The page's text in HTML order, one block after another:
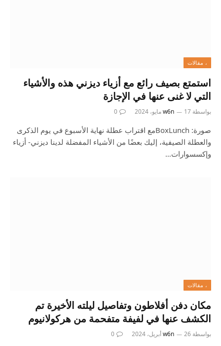
، مقالات
استمتع بصيف رائع مع أزياء ديزني هذه والأشياء
التي لا غنى عنها في الإجازة
بواسطة w6n 17 مايو، 2024 0
صورة: BoxLunchمع اقتراب عطلة نهاية الأسبوع في يوم الذكرى
والعطلة الصيفية، إليك بعضًا من الأشياء المفضلة لدينا ديزني- أزياء
وإكسسوارات…
، مقالات
مكان دفن أفلاطون وتفاصيل ليلته الأخيرة تم
الكشف عنها في لفيفة متفحمة من هركولانيوم
بواسطة w6n 26 أبريل، 2024 0